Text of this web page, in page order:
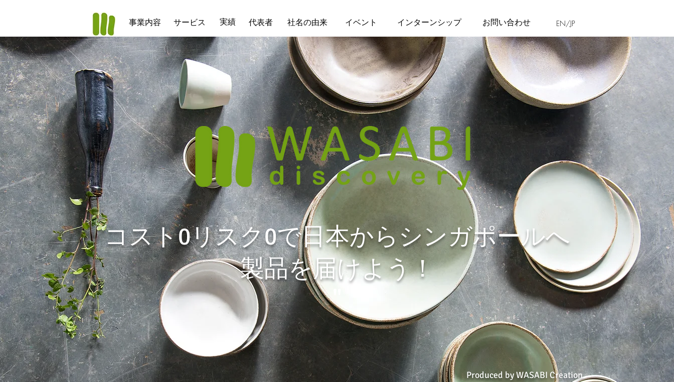
事業内容 サービス 実績 代表者 社名の由来 イベント インターンシップ お問い合わせ EN/JP
コスト0リスク0で日本からシンガポールへ
製品を届けよう！
"
Produced by WASABI Creation